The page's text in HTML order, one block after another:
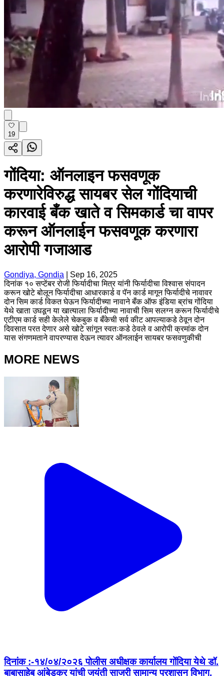
19
गोंदिया: ऑनलाइन फसवणूक
करणारेविरुद्ध सायबर सेल गोंदियाची
कारवाई बँक खाते व सिमकार्ड चा वापर
करून ऑनलाईन फसवणूक करणारा
आरोपी गजाआड
Gondiya, Gondia
Sep 16, 2025
दिनांक १० सप्टेंबर रोजी फिर्यादीचा मित्र यांनी फिर्यादीचा विश्वास संपादन
करून खोटे बोलून फिर्यादीचा आधारकार्ड व पॅन कार्ड मागून फिर्यादीचे नावावर
दोन सिम कार्ड विकत घेऊन फिर्यादीच्या नावाने बँक ऑफ इंडिया ब्रांच गोंदिया
येथे खाता उघडून या खात्याला फिर्यादीच्या नावाची सिम सलग्न करून फिर्यादीचे
एटीएम कार्ड सही केलेले चेकबुक व बँकेची सर्व कीट आपल्याकडे ठेवून दोन
दिवसात परत देणार असे खोटे सांगून स्वतःकडे ठेवले व आरोपी क्रमांक दोन
यास संगणमताने वापरण्यास देऊन त्यावर ऑनलाईन सायबर फसवणुकीची
MORE NEWS
दिनांक :-१४/०४/२०२६ पोलीस अधीक्षक कार्यालय गोंदिया येथे डॉ.
बाबासाहेब आंबेडकर यांची जयंती साजरी सामान्य प्रशासन विभाग,